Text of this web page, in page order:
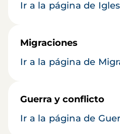
Ir a la página de
Migraciones
Ir a la página de
Guerra y conflicto
Ir a la página de